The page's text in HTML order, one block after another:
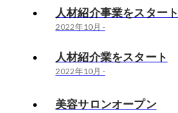
人材紹介事業をスタート
2022年10月 -
人材紹介業をスタート
2022年10月 -
美容サロンオープン